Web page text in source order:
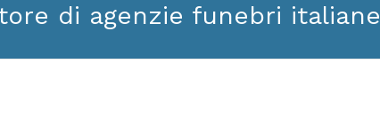
di agenzie funebri italiane